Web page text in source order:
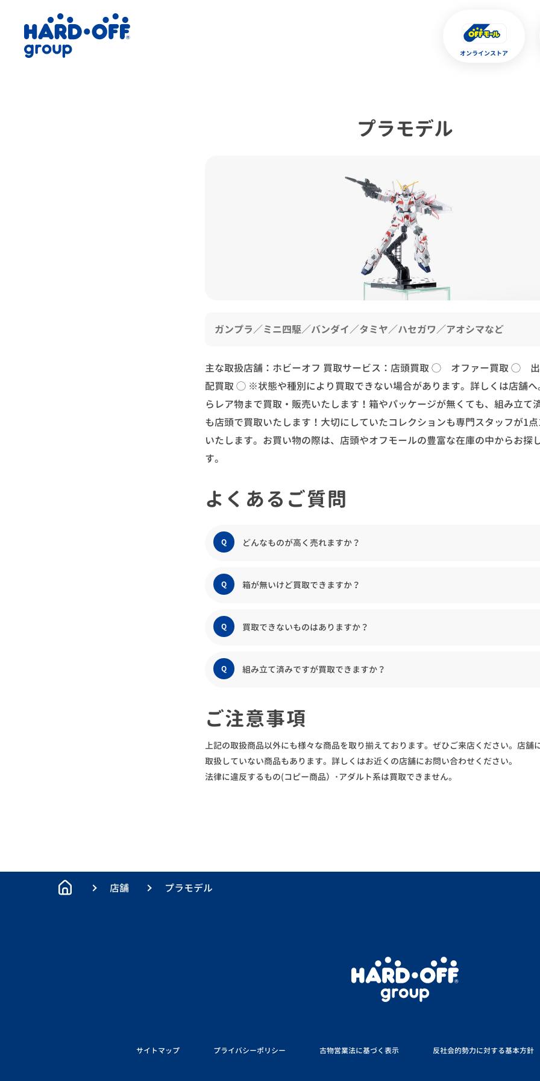
オンラインストア
プラモデル
ガンプラ／ミニ四駆／バンダイ／タミヤ／ハセガワ／アオシマなど
主な取扱店舗：ホビーオフ 買取サービス：店頭買取 ◯ オファー買取 ◯
配買取 ◯※状態や種別により買取できない場合があります。詳しくは店舗へ
らレア物まで買取・販売いたします！箱やパッケージが無くても、組み立て
も店頭で買取いたします！大切にしていたコレクションも専門スタッフが1
いたします。お買い物の際は、店頭やオフモールの豊富な在庫の中からお探
す。
よくあるご質問
どんなものが高く売れますか？
箱が無いけど買取できますか？
買取できないものはありますか？
組み立て済みですが買取できますか？
ご注意事項
上記の取扱商品以外にも様々な商品を取り揃えております。ぜひご来店ください。店舗
取扱していない商品もあります。詳しくはお近くの店舗にお問い合わせください。
法律に違反するもの(コピー商品）･アダルト系は買取できません。
店舗 プラモデル
サイトマップ プライバシーポリシー 古物営業法に基づく表示 反社会的勢力に対する基本方針